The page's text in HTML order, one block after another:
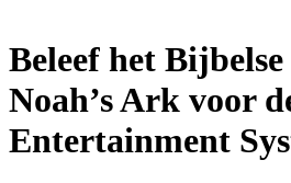
Beleef het
Noah’s Ark voor
Entertainment